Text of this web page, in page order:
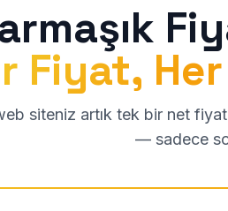
Fiyat,
siteniz artık tek bir net
— sadece